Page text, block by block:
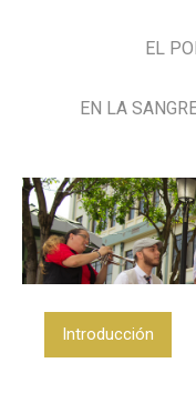
EL
EN LA
Introducción